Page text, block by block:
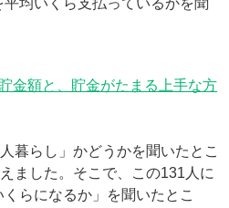
均いくら支払っているかを聞
金額と、貯金がたまる上手な方
暮らし」かどうかを聞いたとこ
ました。そこで、この131人に
くらになるか」を聞いたとこ